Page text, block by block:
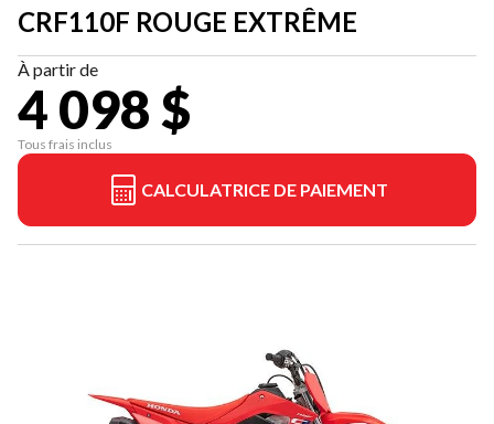
CRF110F ROUGE EXTRÊME
À partir de
4 098 $
Tous frais inclus
CALCULATRICE DE PAIEMENT